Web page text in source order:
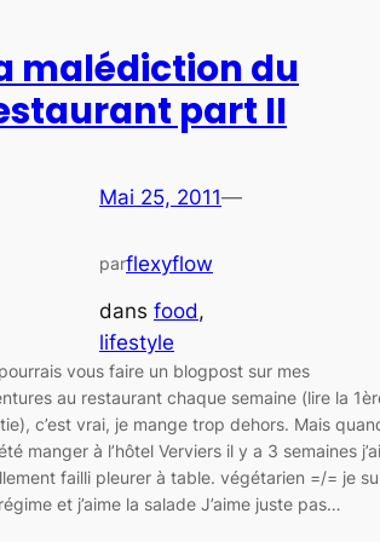
malédiction du
part II
Mai 25, 2011—
parflexyflow
dans food
lifestyle
vous faire un blogpost sur mes
au restaurant chaque semaine (lire la
c’est vrai, je mange trop dehors. Mais
été manger à l’hôtel Verviers il y a 3 semaines j’ai
failli pleurer à table. végétarien =/= je
et j’aime la salade J’aime juste pas…